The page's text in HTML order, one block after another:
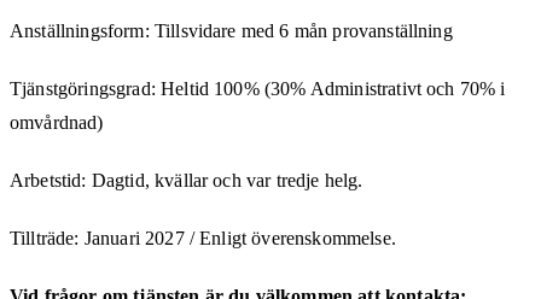
Anställningsform: Tillsvidare med 6 mån provanställning
Tjänstgöringsgrad: Heltid 100% (30% Administrativt och 70% i
omvårdnad)
Arbetstid: Dagtid, kvällar och var tredje helg.
Tillträde: Januari 2027 / Enligt överenskommelse.